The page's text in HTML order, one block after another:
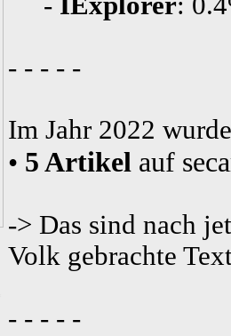
- - - - -
Im Jahr 2022
• 5 Artikel auf
-> Das sind nach
Volk gebrachte
- - - - -